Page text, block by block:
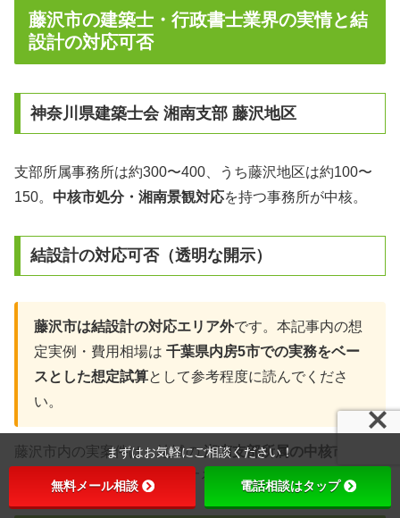
藤沢市の建築士・行政書士業界の実情と結
設計の対応可否
神奈川県建築士会 湘南支部 藤沢地区
支部所属事務所は約300〜400、うち藤沢地区は約100〜
150。 中核市処分・湘南景観対応を持つ事務所が中核。
結設計の対応可否（透明な開示）
藤沢市は結設計の対応エリア外です。本記事内の想
定実例・費用相場は 千葉県内房5市での実務をベー
スとした想定試算として参考程度に読んでくださ
い。
藤沢市内の実案件は、地域の湘南支部所属の中核市処
分・湘南景観経験者
に依頼することを強く推奨します。
まずはお気軽にご相談ください！
無料メール相談 電話相談はタップ